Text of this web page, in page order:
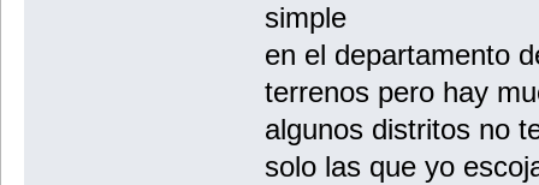
simple
en el departamento
terrenos pero hay
algunos distritos no
solo las que yo